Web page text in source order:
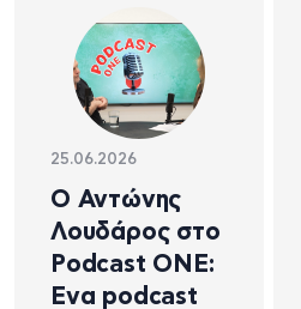
25.06.2026
Ο Αντώνης
Λουδάρος στο
Podcast ONE:
Ενα podcast